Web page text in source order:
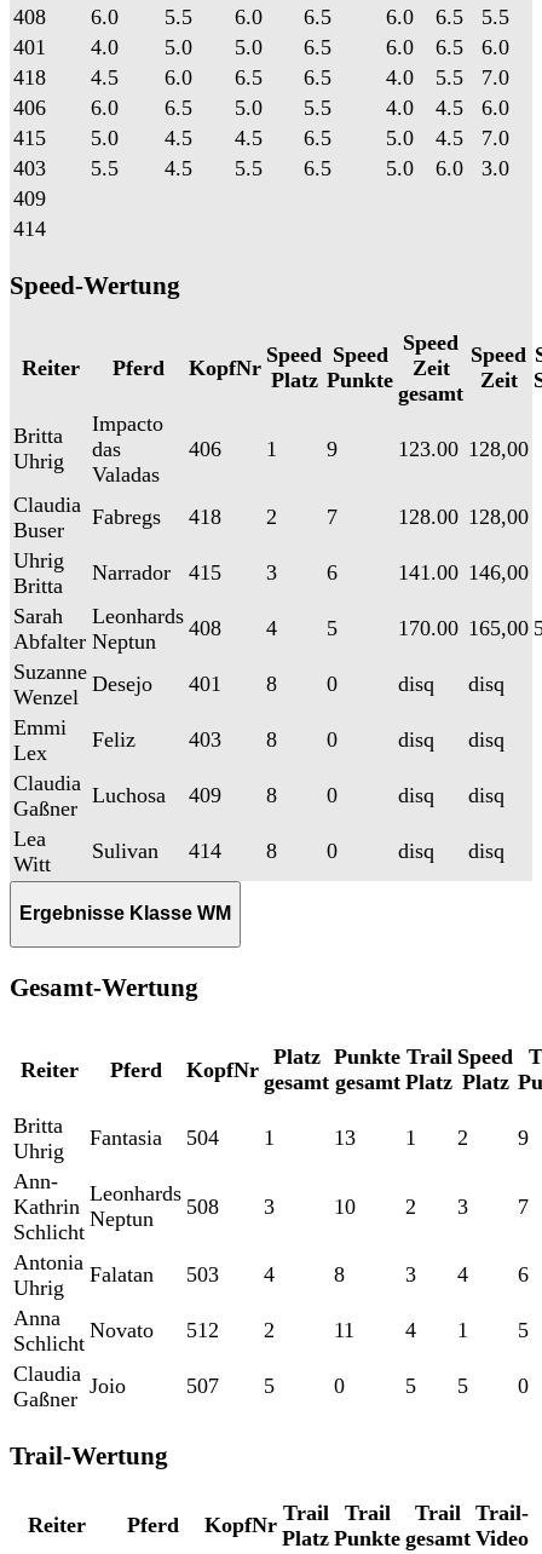
408
6.0 5.5 6.0 6.5 6.0 6.5
5.5
401
4.0 5.0 5.0 6.5 6.0 6.5
6.0
418
4.5 6.0 6.5 6.5 4.0 5.5
7.0
406
6.0 6.5 5.0 5.5 4.0 4.5
6.0
415
5.0 4.5 4.5 6.5 5.0 4.5
7.0
403
5.5 4.5 5.5 6.5 5.0 6.0
3.0
409
414
Speed-Wertung
Reiter Pferd KopfNr
Speed
Platz
Speed
Punkte
Speed
Zeit
gesamt
Speed
Zeit
Britta
Uhrig
Impacto
das
Valadas
406 1 9 123.00 128,00
Claudia
Buser
Fabregs 418 2 7 128.00 128,00
Uhrig
Britta
Narrador 415 3 6 141.00 146,00
Sarah
Abfalter
Leonhards
Neptun
408 4 5 170.00 165,00
Suzanne
Wenzel
Desejo 401 8 0 disq
disq
Emmi
Lex
Feliz 403 8 0 disq
disq
Claudia
Gaßner
Luchosa 409 8 0 disq
disq
Lea
Witt
Sulivan 414 8 0 disq disq
Ergebnisse Klasse WM
Gesamt-Wertung
Reiter Pferd KopfNr
Platz
gesamt
Punkte
gesamt
Trail
Platz
Speed
Platz
Britta
Uhrig
Fantasia 504 1 13 1 2
9
Ann-
Kathrin
Schlicht
Leonhards
Neptun
508 3 10 2 3 7
Antonia
Uhrig
Falatan 503 4 8 3 4
6
Anna
Schlicht
Novato 512 2 11 4 1
5
Claudia
Gaßner
Joio 507 5 0 5 5 0
Trail-Wertung
Reiter Pferd KopfNr Trail
Platz
Trail
Punkte
Trail
gesamt
Trail-
Video